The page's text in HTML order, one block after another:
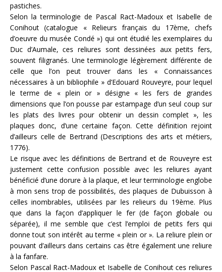
pastiches.
Selon la terminologie de Pascal Ract-Madoux et Isabelle de
Conihout (catalogue « Relieurs français du 17ème, chefs
d’oeuvre du musée Condé ») qui ont étudié les exemplaires du
Duc d’Aumale, ces reliures sont dessinées aux petits fers,
souvent filigranés. Une terminologie légèrement différente de
celle que l’on peut trouver dans les « Connaissances
nécessaires à un bibliophile » d’Edouard Rouveyre, pour lequel
le terme de « plein or » désigne « les fers de grandes
dimensions que l’on pousse par estampage d’un seul coup sur
les plats des livres pour obtenir un dessin complet », les
plaques donc, d’une certaine façon. Cette définition rejoint
d’ailleurs celle de Bertrand (Descriptions des arts et métiers,
1776).
Le risque avec les définitions de Bertrand et de Rouveyre est
justement cette confusion possible avec les reliures ayant
bénéficié d’une dorure à la plaque, et leur terminologie englobe
à mon sens trop de possibilités, des plaques de Dubuisson à
celles inombrables, utilisées par les relieurs du 19ème. Plus
que dans la façon d’appliquer le fer (de façon globale ou
séparée), il me semble que c’est l’emploi de petits fers qui
donne tout son intérêt au terme « plein or ». La reliure plein or
pouvant d’ailleurs dans certains cas être également une reliure
à la fanfare.
Selon Pascal Ract-Madoux et Isabelle de Conihout ces reliures